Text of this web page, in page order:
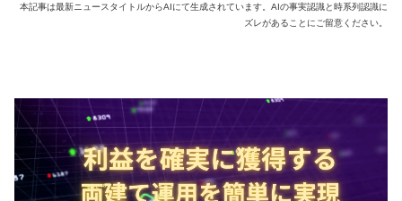
本記事は最新ニュースタイトルからAIにて生成されています。AIの事実認識と時系列認識に
ズレがあることにご留意ください。